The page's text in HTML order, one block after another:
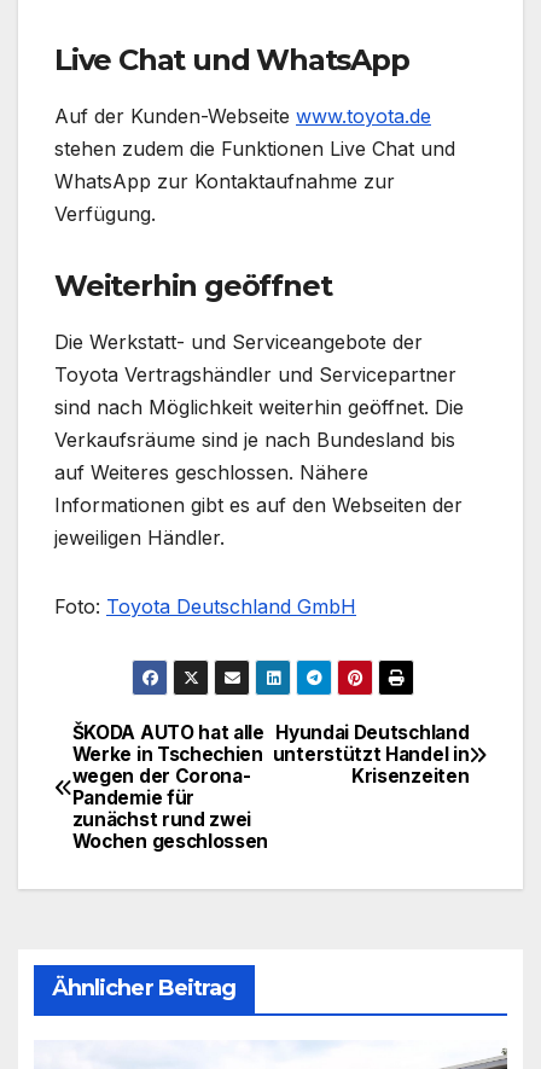
Live Chat und WhatsApp
Auf der Kunden-Webseite www.toyota.de
stehen zudem die Funktionen Live Chat und
WhatsApp zur Kontaktaufnahme zur
Verfügung.
Weiterhin geöffnet
Die Werkstatt- und Serviceangebote der
Toyota Vertragshändler und Servicepartner
sind nach Möglichkeit weiterhin geöffnet. Die
Verkaufsräume sind je nach Bundesland bis
auf Weiteres geschlossen. Nähere
Informationen gibt es auf den Webseiten der
jeweiligen Händler.
Foto: Toyota Deutschland GmbH
Beitragsnavigation
Hyundai Deutschland
unterstützt Handel in
Krisenzeiten
ŠKODA AUTO hat alle
Werke in Tschechien
wegen der Corona-
Pandemie für
zunächst rund zwei
Wochen geschlossen
Ähnlicher Beitrag